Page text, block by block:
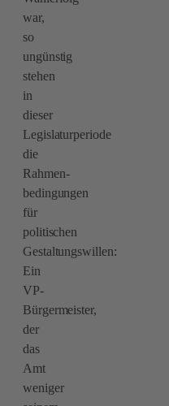
war,
so
ungünstig
stehen
in
dieser
Legislaturperiode
die
Rahmen-
bedingungen
für
politischen
Gestaltungswillen:
Ein
VP-
Bürgermeister,
der
das
Amt
weniger